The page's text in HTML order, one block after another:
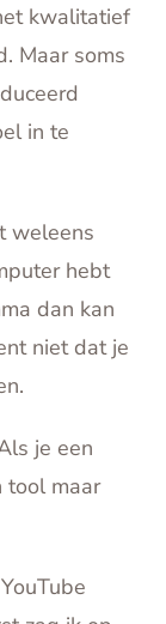
kwalitatief
Maar soms
in te
weleens
hebt
dan kan
niet dat je
je een
tool maar